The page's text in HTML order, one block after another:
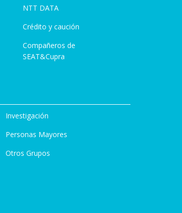
NTT DATA
Crédito y caución
Compañeros de
SEAT&Cupra
Investigación
Personas Mayores
Otros Grupos